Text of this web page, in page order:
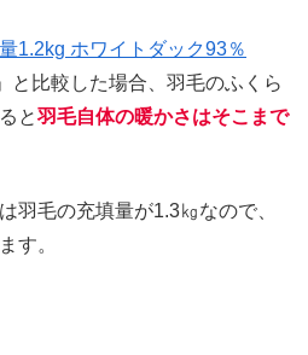
1.2kg ホワイトダック93％
」と比較した場合、羽毛のふくら
と羽毛自体の暖かさはそこまで
羽毛の充填量が1.3㎏なので、
す。